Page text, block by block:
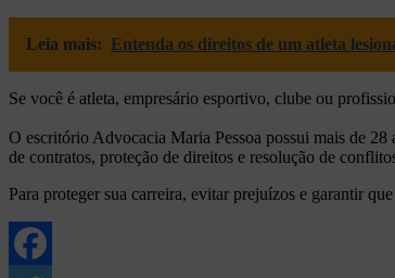
Leia mais: Entenda os direitos de um atleta
Se você é atleta, empresário esportivo, clube ou
O escritório Advocacia Maria Pessoa possui mais de
de contratos, proteção de direitos e resolução de
Para proteger sua carreira, evitar prejuízos e garantir